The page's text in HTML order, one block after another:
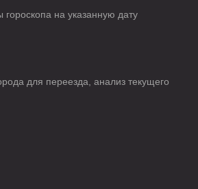
гороскопа на указанную дату
для переезда, анализ текущего